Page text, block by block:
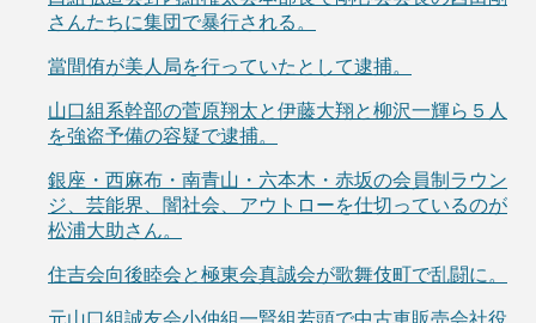
さんたちに集団で暴行される。
當間侑が美人局を行っていたとして逮捕。
山口組系幹部の菅原翔太と伊藤大翔と柳沢一輝ら５人
を強盗予備の容疑で逮捕。
銀座・西麻布・南青山・六本木・赤坂の会員制ラウン
ジ、芸能界、闇社会、アウトローを仕切っているのが
松浦大助さん。
住吉会向後睦会と極東会真誠会が歌舞伎町で乱闘に。
元山口組誠友会小仲組一賢組若頭で中古車販売会社役